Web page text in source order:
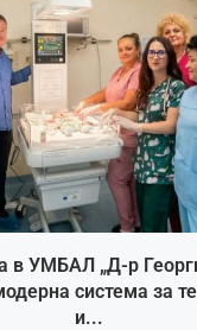
в УМБАЛ „Д-р
система за
и...